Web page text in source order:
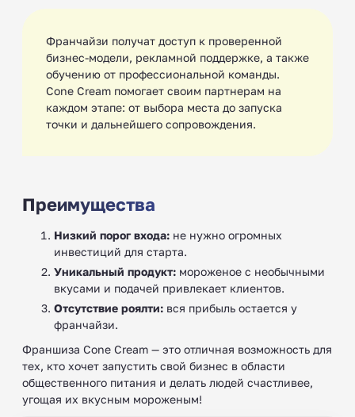
Франчайзи получат доступ к проверенной
бизнес-модели, рекламной поддержке, а также
обучению от профессиональной команды.
Cone Cream помогает своим партнерам на
каждом этапе: от выбора места до запуска
точки и дальнейшего сопровождения.
Преимущества
Низкий порог входа: не нужно огромных
инвестиций для старта.
Уникальный продукт: мороженое с необычными
вкусами и подачей привлекает клиентов.
Отсутствие роялти: вся прибыль остается у
франчайзи.
Франшиза Cone Cream — это отличная возможность для
тех, кто хочет запустить свой бизнес в области
общественного питания и делать людей счастливее,
угощая их вкусным мороженым!